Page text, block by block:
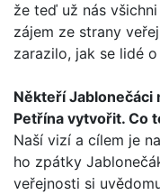
že teď už nás
zájem ze strany
zarazilo, jak se lidé
Někteří Jablonečáci
Petřína vytvořit. Co
Naší vizí a cílem je
ho zpátky
veřejnosti si